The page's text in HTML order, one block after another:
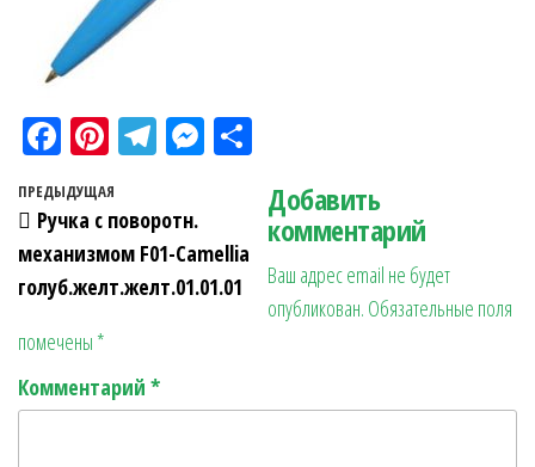
Fa
ce
bo
ok
Pi
nt
er
es
t
Te
gr
a
m
M
n
ge
ра
в
ит
ь
Навигация по записям
Предыдущая запись
ПРЕДЫДУЩАЯ
Ручка с поворотн.
механизмом F01-Camellia
голуб.желт.желт.01.01.01
Добавить
комментарий
Ваш адрес email не будет
опубликован. Обязательные поля
помечены *
Комментарий *